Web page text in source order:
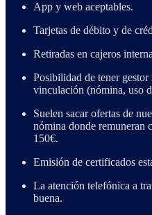
App y web aceptables.
Tarjetas de débito y de
Retiradas en cajeros
Posibilidad de tener
vinculación (nómina, uso
Suelen sacar ofertas de
nómina donde remuneran
150€.
Emisión de certificados
La atención telefónica a
buena.